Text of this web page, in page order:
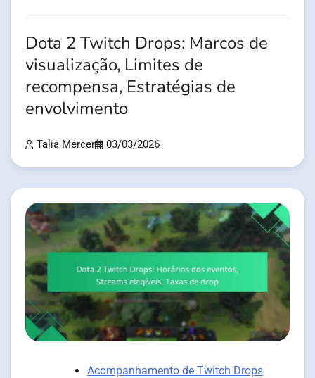
Dota 2 Twitch Drops: Marcos de
visualização, Limites de
recompensa, Estratégias de
envolvimento
Talia Mercer 03/03/2026
Acompanhamento de Twitch Drops